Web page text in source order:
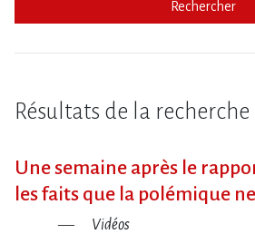
Rechercher
Résultats de la recherche
Une semaine après le
les faits que la polémique
Vidéos